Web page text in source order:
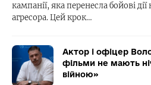
кампанії, яка перенесла бойові
агресора. Цей крок…
Актор і офіцер
фільми не мають
війною»